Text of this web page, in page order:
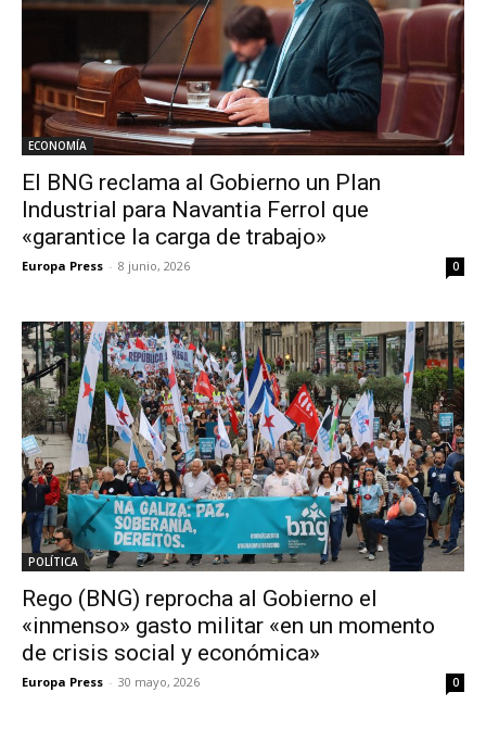
ECONOMÍA
El BNG reclama al Gobierno un Plan
Industrial para Navantia Ferrol que
«garantice la carga de trabajo»
Europa Press - 8 junio, 2026 0
POLÍTICA
Rego (BNG) reprocha al Gobierno el
«inmenso» gasto militar «en un momento
de crisis social y económica»
Europa Press - 30 mayo, 2026 0